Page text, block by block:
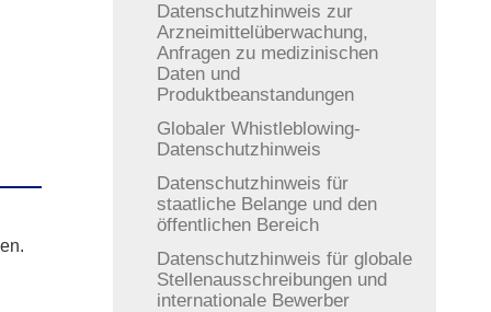
Datenschutzhinweis zur
Arzneimittelüberwachung,
Anfragen zu medizinischen
Daten und
Produktbeanstandungen
Globaler Whistleblowing-
Datenschutzhinweis
Datenschutzhinweis für
staatliche Belange und den
öffentlichen Bereich
Datenschutzhinweis für globale
Stellenausschreibungen und
internationale Bewerber